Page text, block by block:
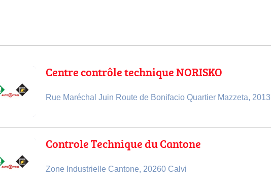
Centre contrôle technique NORISKO
Rue Maréchal Juin Route de Bonifacio Quartier Mazzeta,
Controle Technique du Cantone
Zone Industrielle Cantone, 20260 Calvi